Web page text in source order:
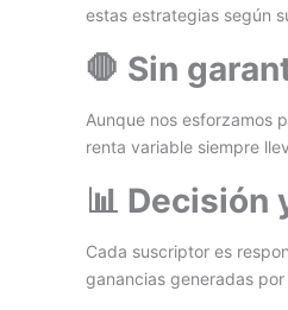
estas estrategias según
🛑 Sin
Aunque nos esforzamos
renta variable siempre
📊 Decisión
Cada suscriptor es
ganancias generadas